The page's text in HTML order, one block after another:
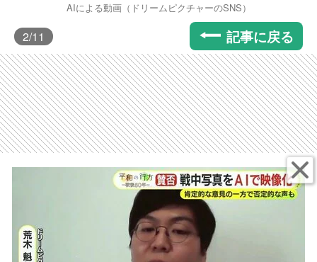
AIによる動画（ドリームピクチャーのSNS）
2/11 記事に戻る